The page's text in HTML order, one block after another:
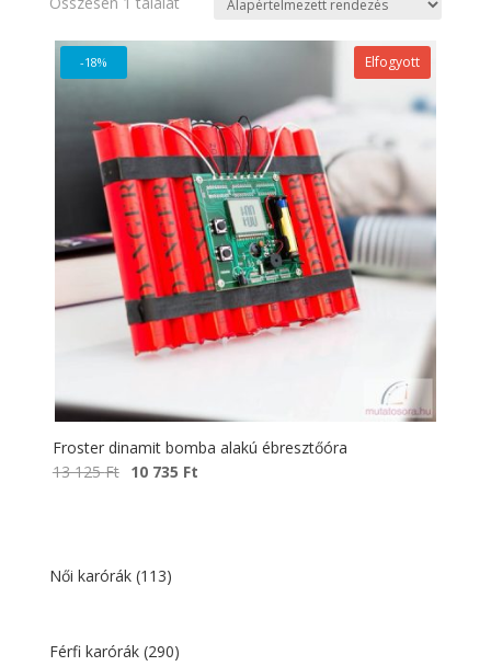
-18% Elfogyott
Froster dinamit bomba alakú ébresztőóra
13 125Ft Original
125 Ft.
10 735 Ft
Női karórák (113)
Férfi karórák (290)